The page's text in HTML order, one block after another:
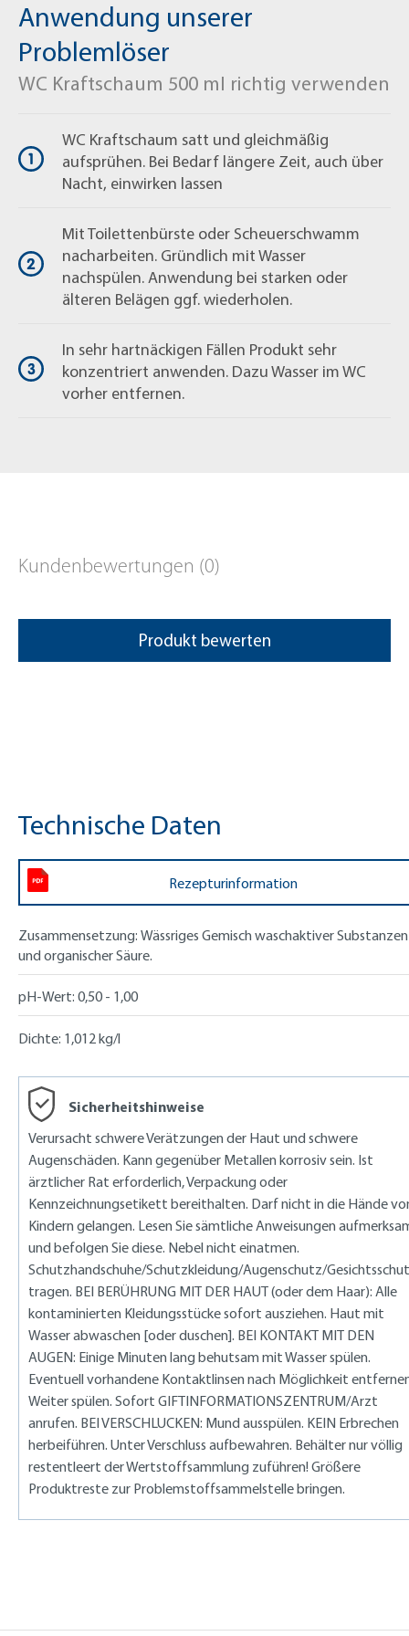
Becken, Bidets, Urinale und andere hygienerelevante
Anlagen. Durch seine effektive Formel löst der
MELLERUD WC Kraftschaum unansehnliche
Ablagerungen schnell und zuverlässig und sorgt
anhaltende Frische.
In hartnäckigen Fällen kann der Kraftschaum
sollte das Wasser im WC vorab entfernt werden. Bei
sehr starken Verfärbungen empfiehlt sich die
kombinierte Anwendung mit dem MELLERUD
Braunstein Entferner.
Bitte beachten Sie: Nicht auf säureempfindlichen
Materialien wie Marmor, Kalkstein, Travertin,
shop@mellerud.de
Anwendung unserer
Problemlöser
WC Kraftschaum 500 ml richtig verwenden
WC Kraftschaum satt und gleichmäßig
aufsprühen. Bei Bedarf längere Zeit, auch über
Nacht, einwirken lassen
Mit Toilettenbürste oder Scheuerschwamm
nacharbeiten. Gründlich mit Wasser
nachspülen. Anwendung bei starken oder
älteren Belägen ggf. wiederholen.
In sehr hartnäckigen Fällen Produkt sehr
konzentriert anwenden. Dazu Wasser im WC
vorher entfernen.
Kundenbewertungen (0)
Produkt bewerten
Technische Daten
Rezepturinformation
Zusammensetzung: Wässriges Gemisch waschaktiver Substanzen
und organischer Säure.
pH-Wert: 0,50 - 1,00
Dichte: 1,012 kg/l
Sicherheitshinweise
Verursacht schwere Verätzungen der Haut und schwere
Augenschäden. Kann gegenüber Metallen korrosiv sein. Ist
ärztlicher Rat erforderlich, Verpackung oder
Kennzeichnungsetikett bereithalten. Darf nicht in die Hände
Kindern gelangen. Lesen Sie sämtliche Anweisungen
und befolgen Sie diese. Nebel nicht einatmen.
Schutzhandschuhe/Schutzkleidung/Augenschutz/
tragen. BEI BERÜHRUNG MIT DER HAUT (oder dem Haar): Alle
kontaminierten Kleidungsstücke sofort ausziehen. Haut mit
Wasser abwaschen [oder duschen]. BEI KONTAKT MIT DEN
AUGEN: Einige Minuten lang behutsam mit Wasser spülen.
Eventuell vorhandene Kontaktlinsen nach Möglichkeit
Weiter spülen. Sofort GIFTINFORMATIONSZENTRUM/Arzt
anrufen. BEI VERSCHLUCKEN: Mund ausspülen. KEIN Erbrechen
herbeiführen. Unter Verschluss aufbewahren. Behälter nur völlig
restentleert der Wertstoffsammlung zuführen! Größere
Produktreste zur Problemstoffsammelstelle bringen.